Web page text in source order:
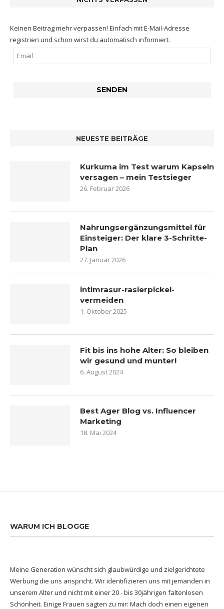
Keinen Beitrag mehr verpassen! Einfach mit E-Mail-Adresse
registrien und schon wirst du automatisch informiert.
NEUESTE BEITRÄGE
Kurkuma im Test warum Kapseln
versagen – mein Testsieger
26. Februar 2026
Nahrungsergänzungsmittel für
Einsteiger: Der klare 3-Schritte-
Plan
27. Januar 2026
intimrasur-rasierpickel-
vermeiden
1. Oktober 2025
Fit bis ins hohe Alter: So bleiben
wir gesund und munter!
6. August 2024
Best Ager Blog vs. Influencer
Marketing
18. Mai 2024
WARUM ICH BLOGGE
Meine Generation wünscht sich glaubwürdige und zielgerichtete
Werbung die uns anspricht. Wir identifizieren uns mit jemanden in
unserem Alter und nicht mit einer 20 - bis 30jährigen faltenlosen
Schönheit. Einige Frauen sagten zu mir: Mach doch einen eigenen